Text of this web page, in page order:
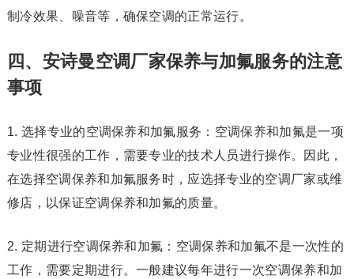
制冷效果、噪音等，确保空调的正常运行。
四、安诗曼空调厂家保养与加氟服务的注意
事项
1. 选择专业的空调保养和加氟服务：空调保养和加氟是一项
专业性很强的工作，需要专业的技术人员进行操作。因此，
在选择空调保养和加氟服务时，应选择专业的空调厂家或维
修店，以保证空调保养和加氟的质量。
2. 定期进行空调保养和加氟：空调保养和加氟不是一次性的
工作，需要定期进行。一般建议每年进行一次空调保养和加